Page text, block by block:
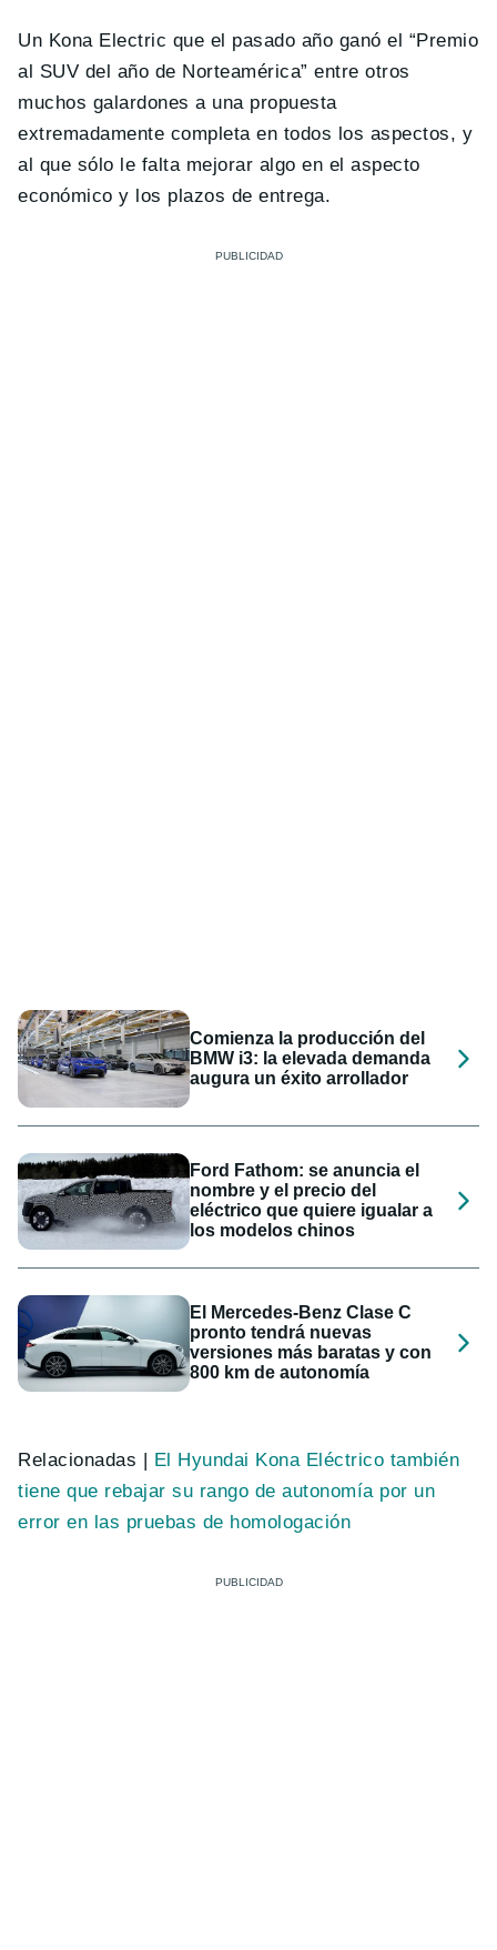
Un Kona Electric que el pasado año ganó el “Premio
al SUV del año de Norteamérica” entre otros
muchos galardones a una propuesta
extremadamente completa en todos los aspectos, y
al que sólo le falta mejorar algo en el aspecto
económico y los plazos de entrega.
Comienza la producción del
BMW i3: la elevada demanda
augura un éxito arrollador
Ford Fathom: se anuncia el
nombre y el precio del
eléctrico que quiere igualar a
los modelos chinos
El Mercedes-Benz Clase C
pronto tendrá nuevas
versiones más baratas y con
800 km de autonomía
Relacionadas | El Hyundai Kona Eléctrico también
tiene que rebajar su rango de autonomía por un
error en las pruebas de homologación